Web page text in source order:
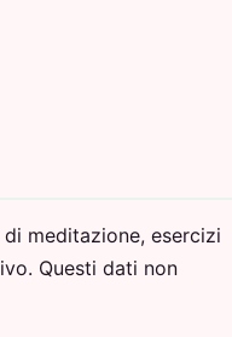
meditazione, esercizi
Questi dati non